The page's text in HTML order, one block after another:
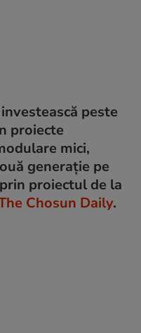
peste
proiecte
mici,
generație pe
proiectul de la
Chosun Daily.